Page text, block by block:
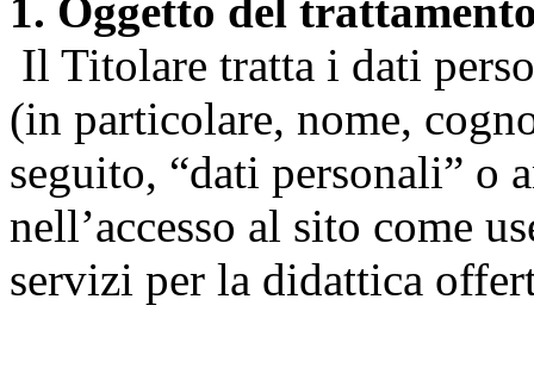
1. Oggetto del
Il Titolare tratta i dati
(in particolare, nome,
seguito, “dati personali” o
nell’accesso al sito come
servizi per la didattica